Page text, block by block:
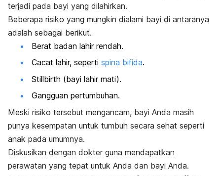
terjadi pada bayi yang dilahirkan.
Beberapa risiko yang mungkin dialami bayi di antaranya
adalah sebagai berikut.
Berat badan lahir rendah.
Cacat lahir, seperti spina bifida.
Stillbirth (bayi lahir mati).
Gangguan pertumbuhan.
Meski risiko tersebut mengancam, bayi Anda masih
punya kesempatan untuk tumbuh secara sehat seperti
anak pada umumnya.
Diskusikan dengan dokter guna mendapatkan
perawatan yang tepat untuk Anda dan bayi Anda.